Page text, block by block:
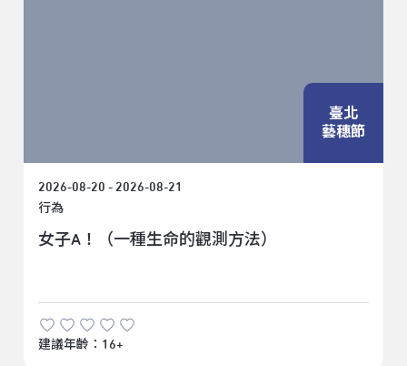
臺北
藝穗節
2026-08-20 - 2026-08-21
行為
女子A！（一種生命的觀測方法）
建議年齡：16+